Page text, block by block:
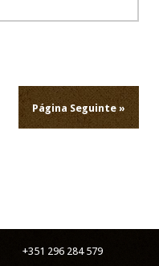
Página Seguinte »
+351 296 284 579